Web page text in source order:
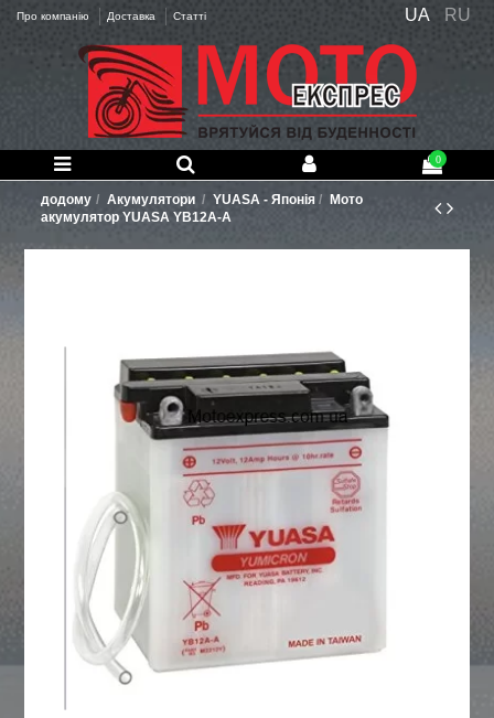
Про компанію Доставка Статті UA RU
0
додому Акумулятори YUASA - Японія
Мото
акумулятор YUASA YB12A-A